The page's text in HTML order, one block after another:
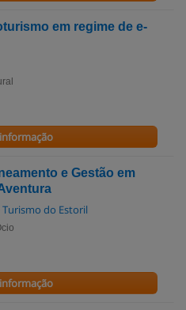
em regime de e-
e Gestão em
do Estoril